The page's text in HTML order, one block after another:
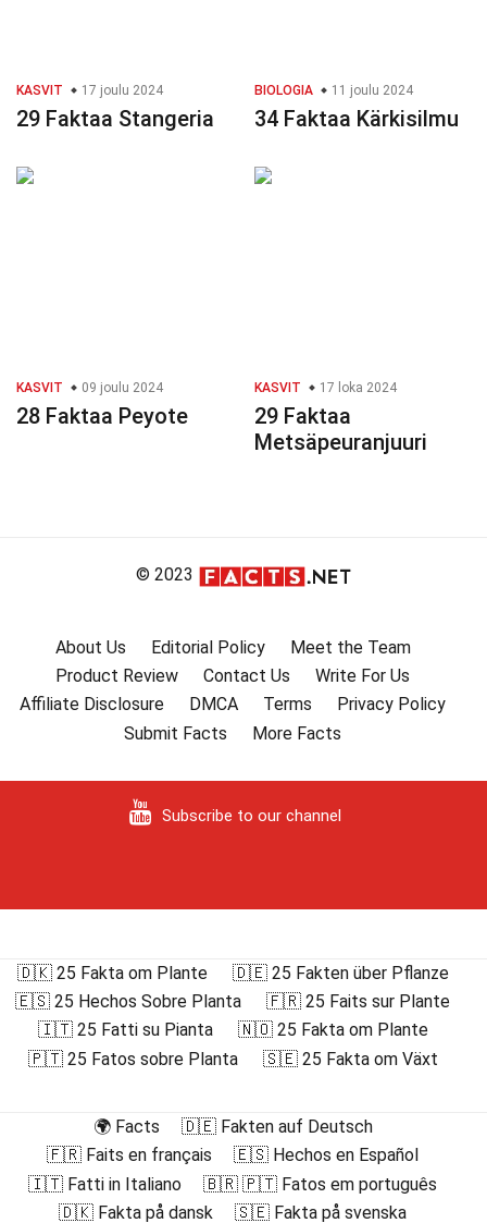
KASVIT 17 joulu 2024
29 Faktaa Stangeria
BIOLOGIA 11 joulu 2024
34 Faktaa Kärkisilmu
KASVIT 09 joulu 2024
28 Faktaa Peyote
KASVIT 17 loka 2024
29 Faktaa
Metsäpeuranjuuri
© 2023
About Us Editorial Policy
Meet the Team
Product Review
Contact Us
Write For Us
Affiliate Disclosure
DMCA Terms
Privacy Policy
Submit Facts
More Facts
Subscribe to our channel
🇩🇰 25 Fakta om Plante
🇩🇪 25 Fakten über Pflanze
🇪🇸 25 Hechos Sobre Planta
🇫🇷 25 Faits sur Plante
🇮🇹 25 Fatti su Pianta
🇳🇴 25 Fakta om Plante
🇵🇹 25 Fatos sobre Planta
🇸🇪 25 Fakta om Växt
🌍 Facts
🇩🇪 Fakten auf Deutsch
🇫🇷 Faits en français
🇪🇸 Hechos en Español
🇮🇹 Fatti in Italiano
🇧🇷 🇵🇹 Fatos em português
🇩🇰 Fakta på dansk
🇸🇪 Fakta på svenska